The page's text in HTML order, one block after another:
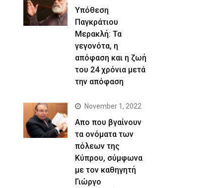
Yπόθεση
Παγκράτιου
Μερακλή: Τα
γεγονότα, η
απόφαση και η ζωή
του 24 χρόνια μετά
την απόφαση
November 1, 2022
Απο που βγαίνουν
τα ονόματα των
πόλεων της
Κύπρου, σύμφωνα
με τον καθηγητή
Γιώργο